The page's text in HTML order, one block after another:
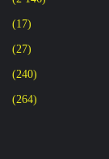
(17)
(27)
(240)
(264)